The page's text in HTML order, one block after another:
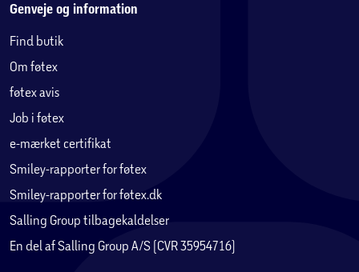
Genveje og information
Find butik
Om føtex
føtex avis
Job i føtex
e-mærket certifikat
Smiley-rapporter for føtex
Smiley-rapporter for føtex.dk
Salling Group tilbagekaldelser
En del af Salling Group A/S (CVR 35954716)